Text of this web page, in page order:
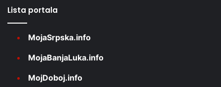
Lista portala
MojaSrpska.info
MojaBanjaLuka.info
MojDoboj.info